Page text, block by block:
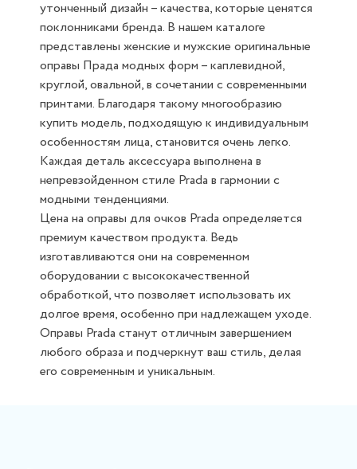
утонченный дизайн – качества, которые ценятся
поклонниками бренда. В нашем каталоге
представлены женские и мужские оригинальные
оправы Прада модных форм – каплевидной,
круглой, овальной, в сочетании с современными
принтами. Благодаря такому многообразию
купить модель, подходящую к индивидуальным
особенностям лица, становится очень легко.
Каждая деталь аксессуара выполнена в
непревзойденном стиле Prada в гармонии с
модными тенденциями.
Цена на оправы для очков Prada определяется
премиум качеством продукта. Ведь
изготавливаются они на современном
оборудовании с высококачественной
обработкой, что позволяет использовать их
долгое время, особенно при надлежащем уходе.
Оправы Prada станут отличным завершением
любого образа и подчеркнут ваш стиль, делая
его современным и уникальным.